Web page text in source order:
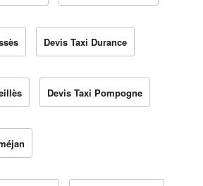
Devis Taxi Durance
Devis Taxi Pompogne